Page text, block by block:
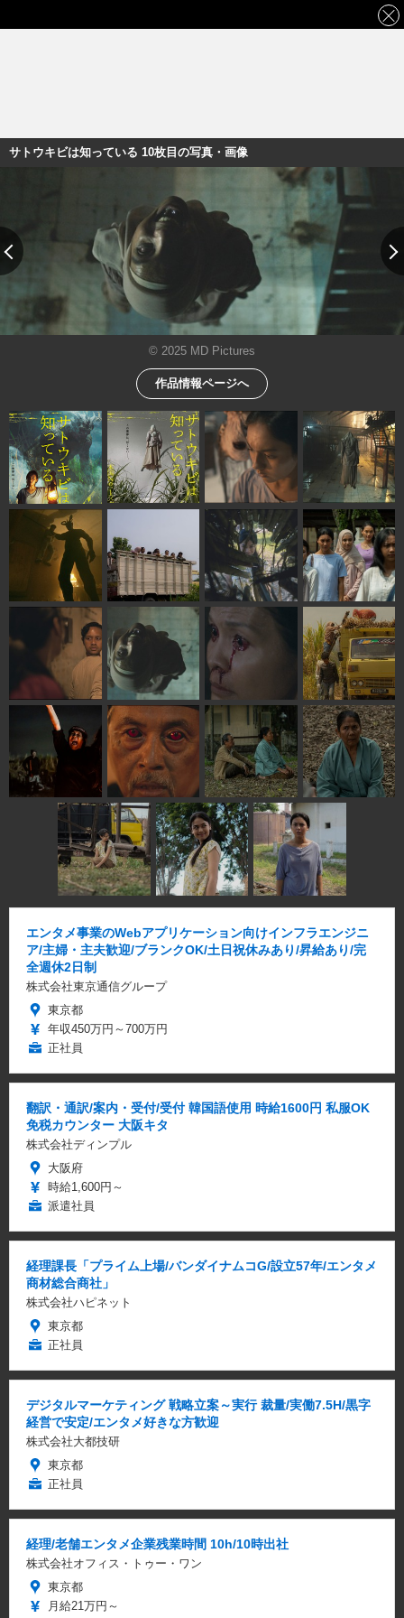
サトウキビは知っている 10枚目の写真・画像
© 2025 MD Pictures
作品情報ページへ
エンタメ事業のWebアプリケーション向けインフラエンジニ
ア/主婦・主夫歓迎/ブランクOK/土日祝休みあり/昇給あり/完
全週休2日制
株式会社東京通信グループ
東京都
年収450万円～700万円
正社員
翻訳・通訳/案内・受付/受付 韓国語使用 時給1600円 私服OK
免税カウンター 大阪キタ
株式会社ディンプル
大阪府
時給1,600円～
派遣社員
経理課長「プライム上場/バンダイナムコG/設立57年/エンタメ
商材総合商社」
株式会社ハピネット
東京都
正社員
デジタルマーケティング 戦略立案～実行 裁量/実働7.5H/黒字
経営で安定/エンタメ好きな方歓迎
株式会社大都技研
東京都
正社員
経理/老舗エンタメ企業残業時間 10h/10時出社
株式会社オフィス・トゥー・ワン
東京都
月給21万円～